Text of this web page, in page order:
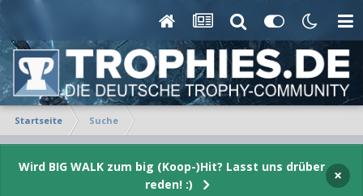
Startseite Suche
Wird BIG WALK zum big (Koop-)Hit? Lasst uns drüber
reden! :)
×